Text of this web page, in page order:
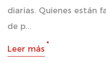
diarias. Quienes están
de p...
Leer más